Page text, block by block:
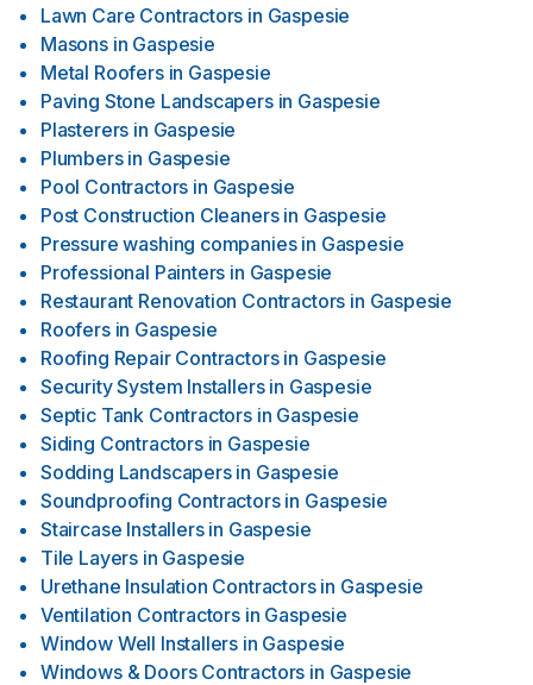
Lawn Care Contractors in Gaspesie
Masons in Gaspesie
Metal Roofers in Gaspesie
Paving Stone Landscapers in Gaspesie
Plasterers in Gaspesie
Plumbers in Gaspesie
Pool Contractors in Gaspesie
Post Construction Cleaners in Gaspesie
Pressure washing companies in Gaspesie
Professional Painters in Gaspesie
Restaurant Renovation Contractors in Gaspesie
Roofers in Gaspesie
Roofing Repair Contractors in Gaspesie
Security System Installers in Gaspesie
Septic Tank Contractors in Gaspesie
Siding Contractors in Gaspesie
Sodding Landscapers in Gaspesie
Soundproofing Contractors in Gaspesie
Staircase Installers in Gaspesie
Tile Layers in Gaspesie
Urethane Insulation Contractors in Gaspesie
Ventilation Contractors in Gaspesie
Window Well Installers in Gaspesie
Windows & Doors Contractors in Gaspesie